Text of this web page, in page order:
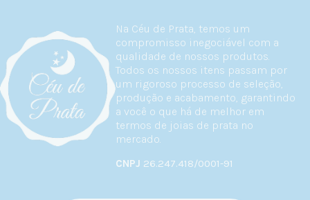
Na Céu de Prata, temos um
compromisso inegociável com a
qualidade de nossos produtos.
Todos os nossos itens passam por
um rigoroso processo de seleção,
produção e acabamento, garantindo
a você o que há de melhor em
termos de joias de prata no
mercado.
CNPJ 26.247.418/0001-91